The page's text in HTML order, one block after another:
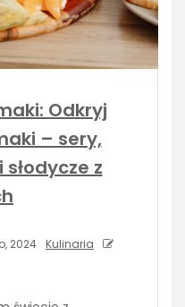
Odkryj
– sery,
z
2024
Kulinaria